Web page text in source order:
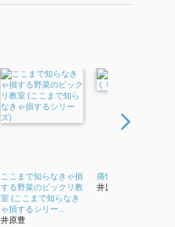
ここまで知らなきゃ損
する野菜のビックリ教
室 (ここまで知らなき
ゃ損するシリー...
井原豊
痛快コシヒカリつくり
井原豊